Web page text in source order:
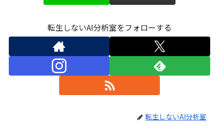
転生しないAI分析室をフォローする
転生しないAI分析室